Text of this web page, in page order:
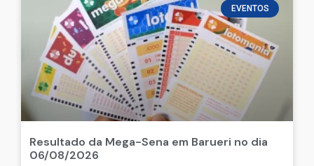
EVENTOS
Resultado da Mega-Sena em Barueri no dia
06/08/2026